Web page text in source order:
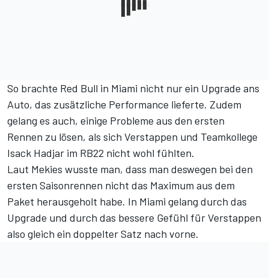
So brachte Red Bull in Miami nicht nur ein Upgrade ans
Auto, das zusätzliche Performance lieferte. Zudem
gelang es auch, einige Probleme aus den ersten
Rennen zu lösen, als sich Verstappen und Teamkollege
Isack Hadjar im RB22 nicht wohl fühlten.
Laut Mekies wusste man, dass man deswegen bei den
ersten Saisonrennen nicht das Maximum aus dem
Paket herausgeholt habe. In Miami gelang durch das
Upgrade und durch das bessere Gefühl für Verstappen
also gleich ein doppelter Satz nach vorne.